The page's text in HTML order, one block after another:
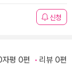
신청
평 0편 리뷰 0편